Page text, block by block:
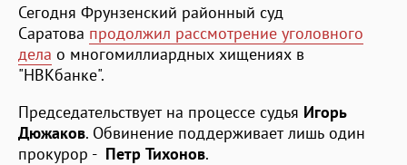
Сегодня Фрунзенский районный суд
Саратова продолжил рассмотрение уголовного
дела о многомиллиардных хищениях в
"НВКбанке".
Председательствует на процессе судья Игорь
Дюжаков. Обвинение поддерживает лишь один
прокурор - Петр Тихонов.